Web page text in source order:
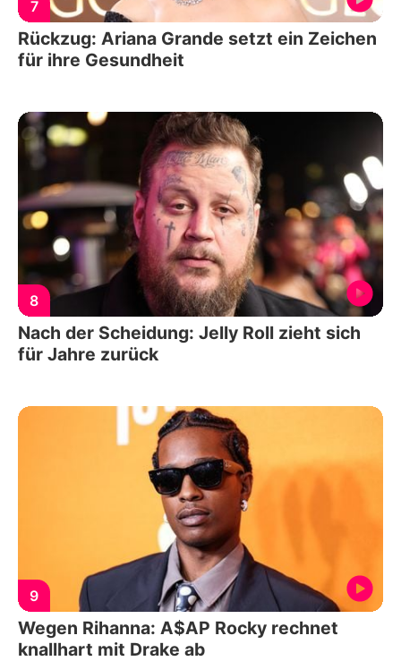
7
Rückzug: Ariana Grande setzt ein Zeichen
für ihre Gesundheit
8
Nach der Scheidung: Jelly Roll zieht sich
für Jahre zurück
9
Wegen Rihanna: A$AP Rocky rechnet
knallhart mit Drake ab